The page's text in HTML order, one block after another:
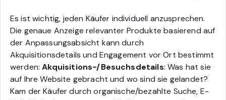
Es ist wichtig, jeden Käufer individuell anzusprechen.
Die genaue Anzeige relevanter Produkte basierend auf
der Anpassungsabsicht kann durch
Akquisitionsdetails und Engagement vor Ort bestimmt
werden: Akquisitions-/Besuchsdetails: Was hat sie
auf Ihre Website gebracht und wo sind sie gelandet?
Kam der Käufer durch organische/bezahlte Suche, E-